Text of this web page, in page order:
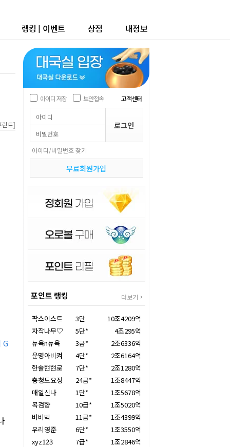
랭킹 | 이벤트 상점 내정보
린트]
G
아이디 저장 보안접속 고객센터
아이디/비밀번호 찾기
무료회원가입
포인트 랭킹 더보기
팍스이스트 3단
10조4209억
자작나무♡
5단*
4조295억
뉴욕n뉴욕
3급*
2조6336억
운명아비켜
4단*
2조6164억
한솔현현로
7단*
2조1280억
충청도요정
24급*
1조8447억
매일신나
1단*
1조5678억
목검향
10급*
1조5020억
비비빅
11급*
1조4399억
우리영준
6단*
1조3550억
xyz123
7급*
1조2846억